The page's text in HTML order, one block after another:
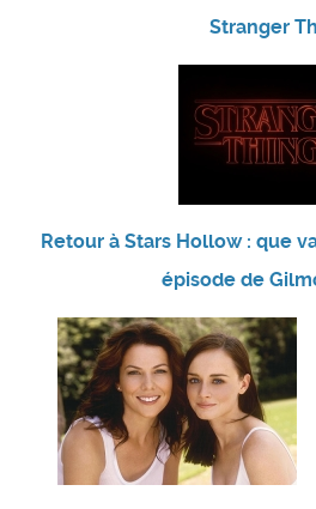
Stranger
Retour à Stars Hollow : que
épisode de